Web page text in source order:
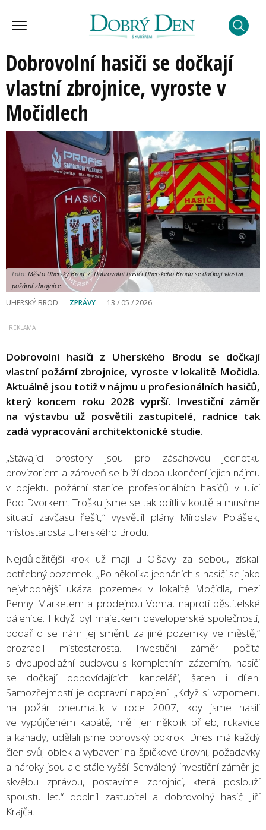
Dobrovolní hasiči se dočkají
vlastní zbrojnice, vyroste v
Močidlech
Foto: Město Uherský Brod / Dobrovolní hasiči Uherského Brodu se dočkají vlastní
požární zbrojnice.
UHERSKÝ BROD ZPRÁVY 13 / 05 / 2026
Dobrovolní hasiči z Uherského Brodu se dočkají
vlastní požární zbrojnice, vyroste v lokalitě Močidla.
Aktuálně jsou totiž v nájmu u profesionálních hasičů,
který koncem roku 2028 vyprší. Investiční záměr
na výstavbu už posvětili zastupitelé, radnice tak
zadá vypracování architektonické studie.
„Stávající prostory jsou pro zásahovou jednotku
provizoriem a zároveň se blíží doba ukončení jejich nájmu
v objektu požární stanice profesionálních hasičů v ulici
Pod Dvorkem. Trošku jsme se tak ocitli v koutě a musíme
situaci zavčasu řešit,“ vysvětlil plány Miroslav Polášek,
místostarosta Uherského Brodu.
Nejdůležitější krok už mají u Olšavy za sebou, získali
potřebný pozemek. „Po několika jednáních s hasiči se jako
nejvhodnější ukázal pozemek v lokalitě Močidla, mezi
Penny Marketem a prodejnou Voma, naproti pěstitelské
pálenice. I když byl majetkem developerské společnosti,
podařilo se nám jej směnit za jiné pozemky ve městě,“
prozradil místostarosta. Investiční záměr počítá
s dvoupodlažní budovou s kompletním zázemím, hasiči
se dočkají odpovídajících kanceláří, šaten i dílen.
Samozřejmostí je dopravní napojení. „Když si vzpomenu
na požár pneumatik v roce 2007, kdy jsme hasili
ve vypůjčeném kabátě, měli jen několik přileb, rukavice
a kanady, udělali jsme obrovský pokrok. Dnes má každý
člen svůj oblek a vybavení na špičkové úrovni, požadavky
a nároky jsou ale stále vyšší. Schválený investiční záměr je
skvělou zprávou, postavíme zbrojnici, která poslouží
spoustu let,“ doplnil zastupitel a dobrovolný hasič Jiří
Krajča.